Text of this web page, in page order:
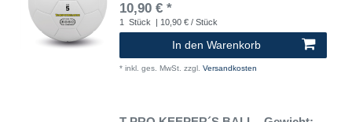
10,90 € *
1 Stück | 10,90 € / Stück
In den Warenkorb
* inkl. ges. MwSt. zzgl. Versandkosten